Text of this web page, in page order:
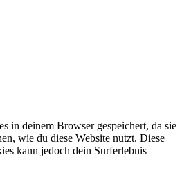
in deinem Browser gespeichert, da sie
wie du diese Website nutzt. Diese
kann jedoch dein Surferlebnis